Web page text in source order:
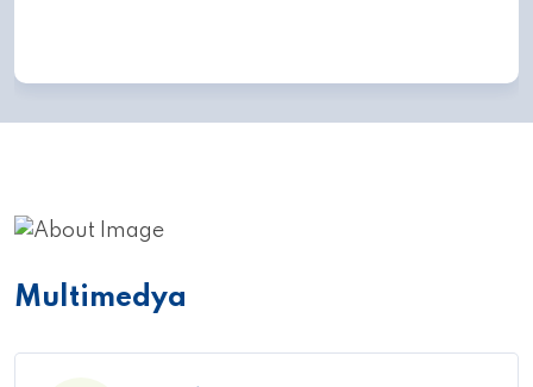
Multimedya